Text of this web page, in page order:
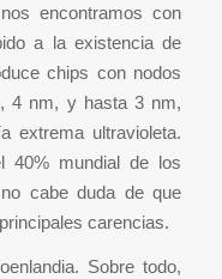
encontramos con
a la existencia de
chips con nodos
4 nm, y hasta 3 nm,
extrema ultravioleta.
40% mundial de los
cabe duda de que
carencias.
Sobre todo,